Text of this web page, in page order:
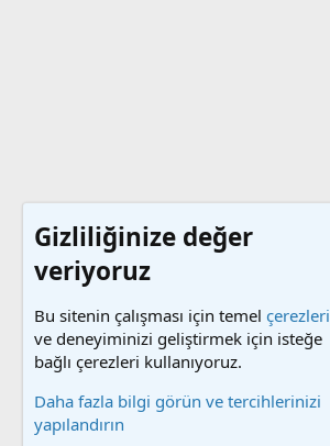
Gizliliğinize değer
veriyoruz
Bu sitenin çalışması için temel çerezleri
ve deneyiminizi geliştirmek için isteğe
bağlı çerezleri kullanıyoruz.
Daha fazla bilgi görün ve tercihlerinizi
yapılandırın